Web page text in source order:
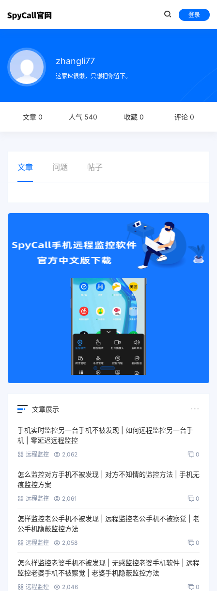
登录
zhangli77
这家伙很懒，只想把你留下。
文章 0 人气 540 收藏 0 评论 0
文章 问题 帖子
文章展示
手机实时监控另一台手机不被发现 | 如何远程监控另一台手
机 | 零延迟远程监控
远程监控 2,062 0
怎么监控对方手机不被发现 | 对方不知情的监控方法 | 手机无
痕监控方案
远程监控 2,061 0
怎样监控老公手机不被发现 | 远程监控老公手机不被察觉 | 老
公手机隐蔽监控方法
远程监控 2,058 0
怎么样监控老婆手机不被发现 | 无感监控老婆手机软件 | 远程
监控老婆手机不被察觉 | 老婆手机隐蔽监控方法
远程监控 2,046 0